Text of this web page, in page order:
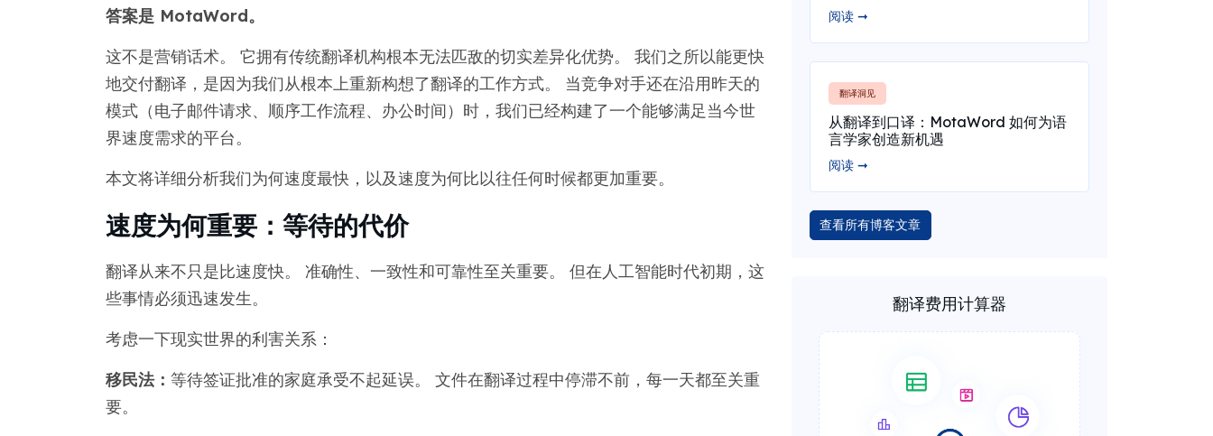
答案是 MotaWord。
这不是营销话术。 它拥有传统翻译机构根本无法匹敌的切实差异化优势。 我们之所以能更快
地交付翻译，是因为我们从根本上重新构想了翻译的工作方式。 当竞争对手还在沿用昨天的
模式（电子邮件请求、顺序工作流程、办公时间）时，我们已经构建了一个能够满足当今世
界速度需求的平台。
本文将详细分析我们为何速度最快，以及速度为何比以往任何时候都更加重要。
速度为何重要：等待的代价
翻译从来不只是比速度快。 准确性、一致性和可靠性至关重要。 但在人工智能时代初期，这
些事情必须迅速发生。
考虑一下现实世界的利害关系：
移民法： 等待签证批准的家庭承受不起延误。 文件在翻译过程中停滞不前，每一天都至关重
要。
阅读 ➞
翻译洞见
从翻译到口译：MotaWord 如何为语
言学家创造新机遇
阅读 ➞
查看所有博客文章
翻译费用计算器